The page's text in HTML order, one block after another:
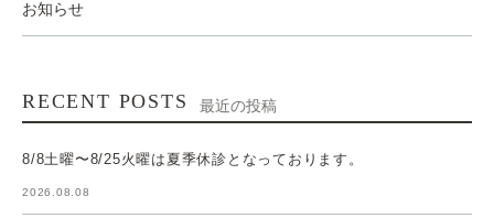
お知らせ
RECENT POSTS 最近の投稿
8/8土曜〜8/25火曜は夏季休診となっております。
2026.08.08